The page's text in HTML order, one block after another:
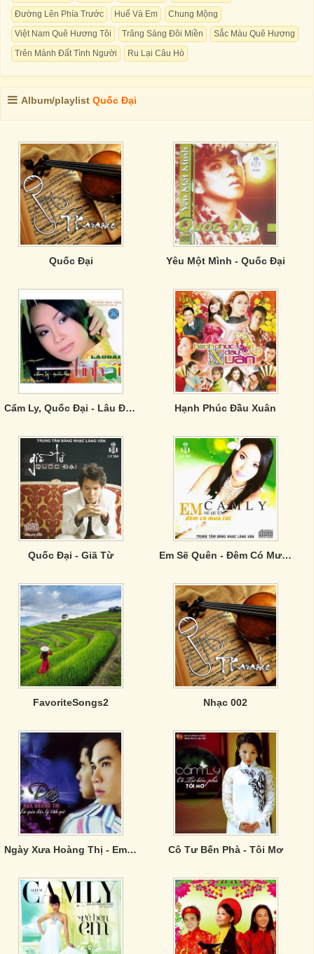
Đường Lên Phía Trước
Huế Và Em
Chung Mộng
Việt Nam Quê Hương Tôi
Trăng Sáng Đôi Miền
Sắc Màu Quê Hương
Trên Mảnh Đất Tình Người
Ru Lại Câu Hò
Album/playlist Quốc Đại
Quốc Đại Yêu Một Mình - Quốc Đại
Cẩm Ly, Quốc Đại - Lâu Đài Tình Ái Hạnh Phúc Đầu Xuân
Quốc Đại - Giã Từ Em Sẽ Quên - Đêm Có Mưa Rơi
FavoriteSongs2 Nhạc 002
Ngày Xưa Hoàng Thị - Em Quên Điệu Lý Tình Quê Cô Tư Bến Phà - Tôi Mơ